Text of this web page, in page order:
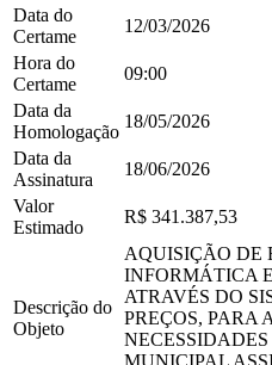
Data do
Certame
12/03/2026
Hora do
Certame
09:00
Data da
Homologação
18/05/2026
Data da
Assinatura
18/06/2026
Valor
Estimado
R$ 341.387,53
Descrição do
Objeto
AQUISIÇÃO DE
INFORMÁTICA
ATRAVÉS DO
PREÇOS, PARA
MUNICIPAL